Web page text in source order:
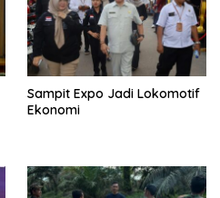
Sampit Expo Jadi Lokomotif
Ekonomi